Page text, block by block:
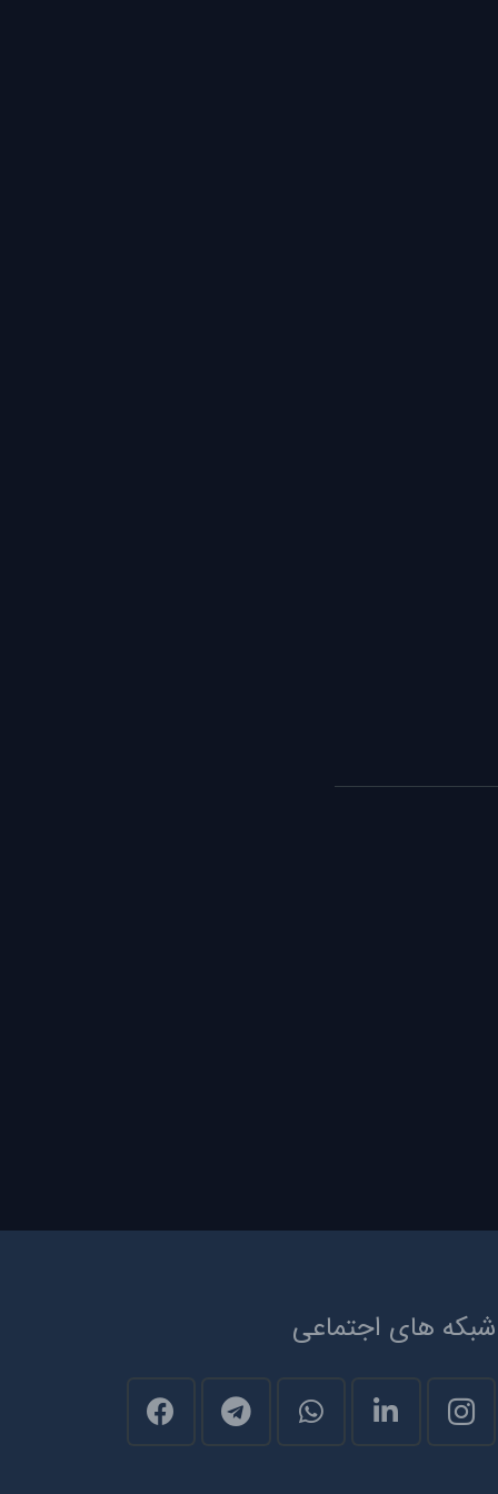
شبکه های اجتماعی